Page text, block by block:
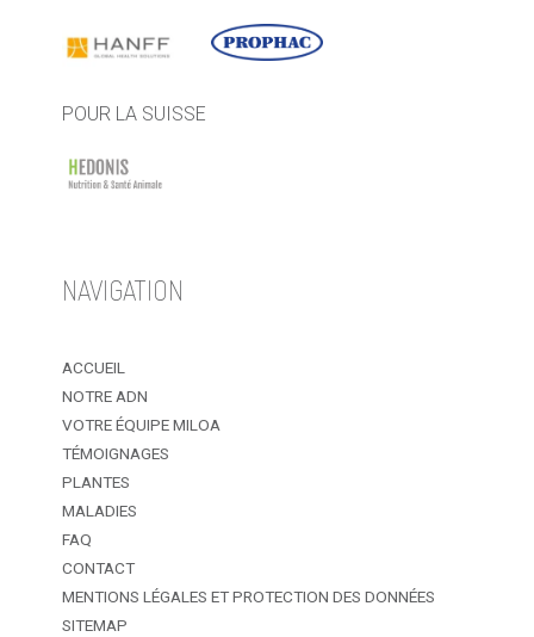
POUR LA SUISSE
NAVIGATION
ACCUEIL
NOTRE ADN
VOTRE ÉQUIPE MILOA
TÉMOIGNAGES
PLANTES
MALADIES
FAQ
CONTACT
MENTIONS LÉGALES ET PROTECTION DES DONNÉES
SITEMAP